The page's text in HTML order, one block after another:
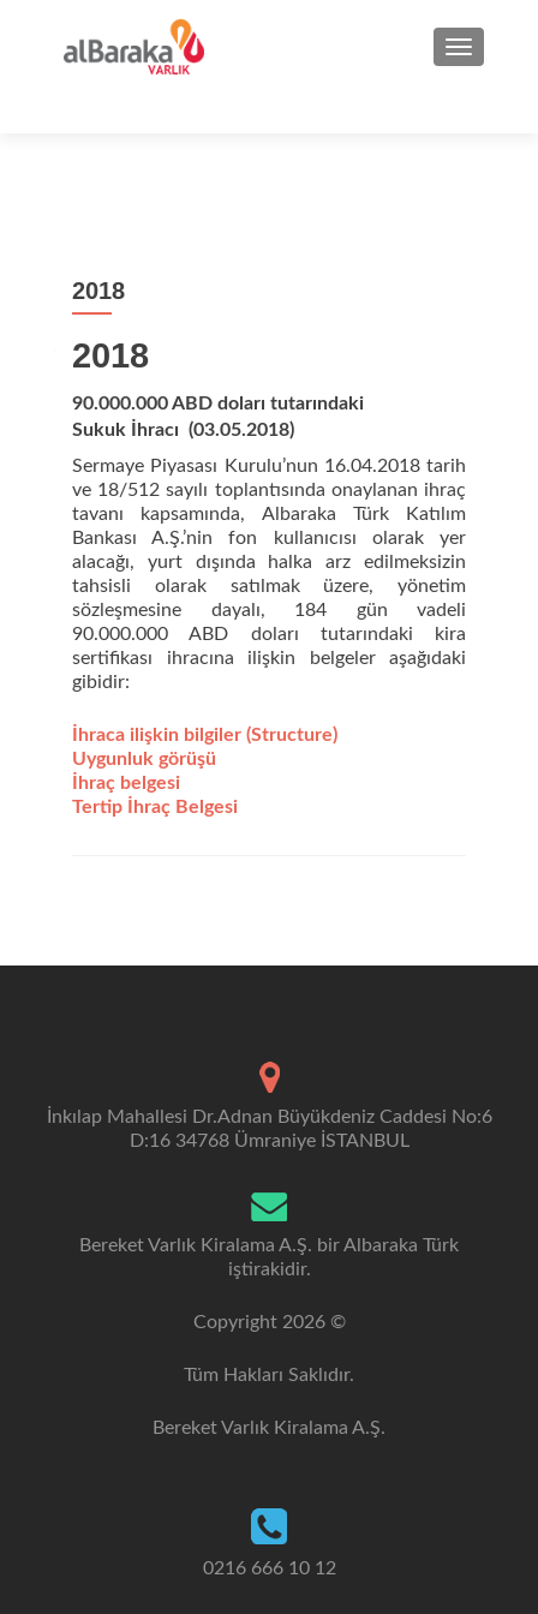
2018
2018
90.000.000 ABD doları tutarındaki
Sukuk İhracı (03.05.2018)
Sermaye Piyasası Kurulu’nun 16.04.2018 tarih
ve 18/512 sayılı toplantısında onaylanan ihraç
tavanı kapsamında, Albaraka Türk Katılım
Bankası A.Ş.’nin fon kullanıcısı olarak yer
alacağı, yurt dışında halka arz edilmeksizin
tahsisli olarak satılmak üzere, yönetim
sözleşmesine dayalı, 184 gün vadeli
90.000.000 ABD doları tutarındaki kira
sertifikası ihracına ilişkin belgeler aşağıdaki
gibidir:
İhraca ilişkin bilgiler (Structure)
Uygunluk görüşü
İhraç belgesi
Tertip İhraç Belgesi
İnkılap Mahallesi Dr.Adnan Büyükdeniz Caddesi No:6
D:16 34768 Ümraniye İSTANBUL
Bereket Varlık Kiralama A.Ş. bir Albaraka Türk
iştirakidir.
Copyright 2026 ©
Tüm Hakları Saklıdır.
Bereket Varlık Kiralama A.Ş.
0216 666 10 12